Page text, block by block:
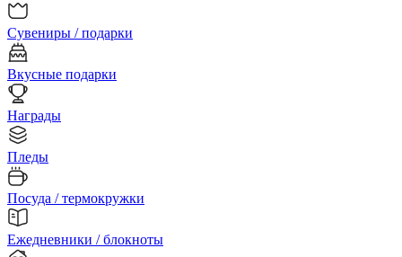
Сувениры / подарки
Вкусные подарки
Награды
Пледы
Посуда / термокружки
Ежедневники / блокноты